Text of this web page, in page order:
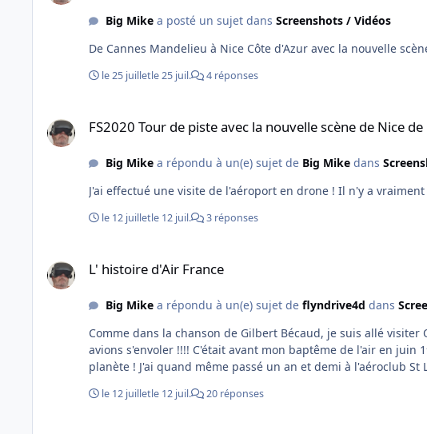
Big Mikea posté un sujet dans Screenshots / Vidéos
le 25 juilletle 25 juil. 4 réponses
FS2020 Tour de piste avec la nouvelle scène de Nice de
Big Mikea répondu à un(e) sujet de Big Mikedans
le 12 juilletle 12 juil. 3 réponses
L' histoire d'Air France
Big Mikea répondu à un(e) sujet de flyndrive4d dans
Comme dans la chanson de Gilbert Bécaud, je suis allé
avions s'envoler !!!! C'était avant mon baptême de l'air en juin
planète ! J'ai quand même passé un an et demi à l'aéroclub
le 12 juilletle 12 juil. 20 réponses